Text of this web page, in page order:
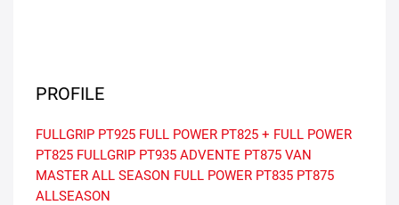
PROFILE
FULLGRIP PT925 FULL POWER PT825 + FULL POWER
PT825 FULLGRIP PT935 ADVENTE PT875 VAN
MASTER ALL SEASON FULL POWER PT835 PT875
ALLSEASON